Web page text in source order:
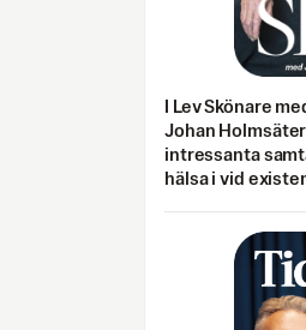
I Lev Skönare
Johan
intressanta
hälsa i vid